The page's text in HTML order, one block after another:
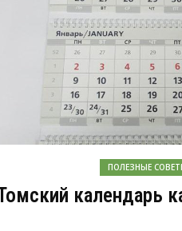
ПОЛЕЗНЫЕ
календарь